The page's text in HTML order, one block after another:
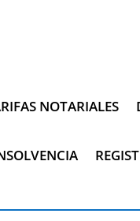
NOTARIALES